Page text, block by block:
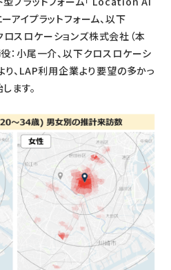
イプラットフォーム、以下
ロスロケーションズ株式会社（本
：小尾一介、以下クロスロケーシ
り、LAP利用企業より要望の多かっ
ます。